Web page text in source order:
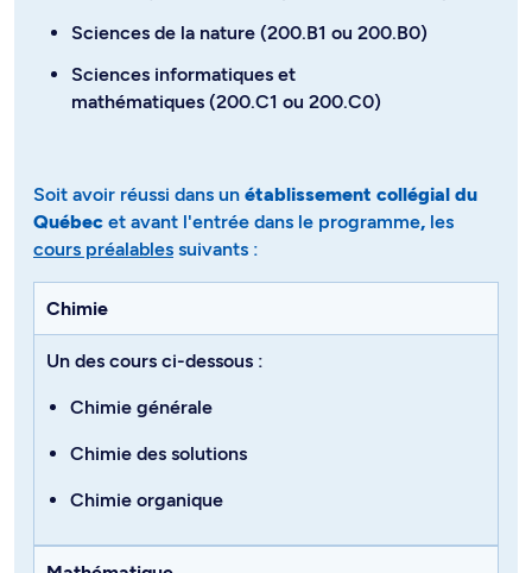
Sciences de la nature (200.B1 ou 200.B0)
Sciences informatiques et
mathématiques (200.C1 ou 200.C0)
Soit avoir réussi dans un établissement collégial du
Québec et avant l'entrée dans le programme, les
cours préalables suivants​​​​​​ :
Chimie
Un des cours ci-dessous :
Chimie générale
Chimie des solutions
Chimie organique